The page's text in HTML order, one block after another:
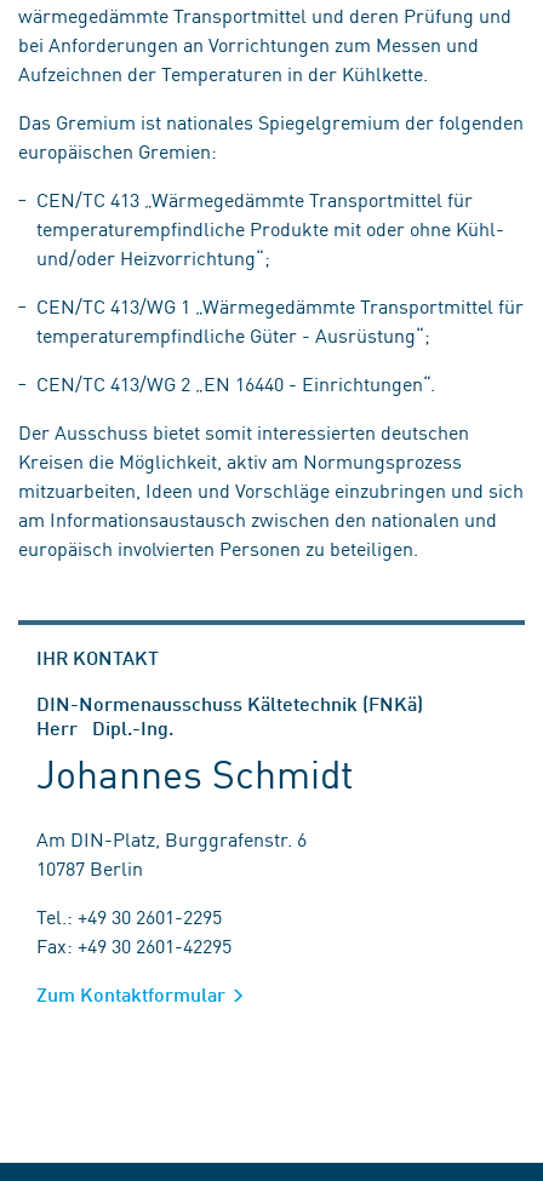
wärmegedämmte Transportmittel und deren Prüfung und
bei Anforderungen an Vorrichtungen zum Messen und
Aufzeichnen der Temperaturen in der Kühlkette.
Das Gremium ist nationales Spiegelgremium der folgenden
europäischen Gremien:
CEN/TC 413 „Wärmegedämmte Transportmittel für
temperaturempfindliche Produkte mit oder ohne Kühl-
und/oder Heizvorrichtung“;
CEN/TC 413/WG 1 „Wärmegedämmte Transportmittel für
temperaturempfindliche Güter - Ausrüstung“;
CEN/TC 413/WG 2 „EN 16440 - Einrichtungen“.
Der Ausschuss bietet somit interessierten deutschen
Kreisen die Möglichkeit, aktiv am Normungsprozess
mitzuarbeiten, Ideen und Vorschläge einzubringen und sich
am Informationsaustausch zwischen den nationalen und
europäisch involvierten Personen zu beteiligen.
IHR KONTAKT
DIN-Normenausschuss Kältetechnik (FNKä)
Herr Dipl.-Ing.
Johannes Schmidt
Am DIN-Platz, Burggrafenstr. 6
10787 Berlin
Tel.: +49 30 2601-2295
Fax: +49 30 2601-42295
Zum Kontaktformular